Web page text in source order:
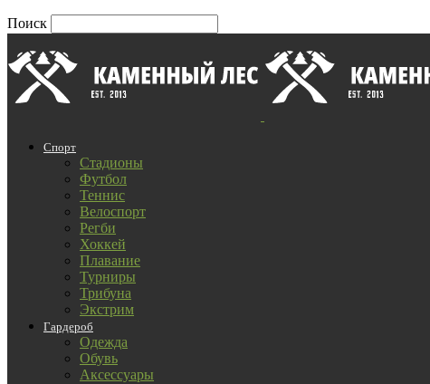
Поиск
Спорт
Стадионы
Футбол
Теннис
Велоспорт
Регби
Хоккей
Плавание
Турниры
Трибуна
Экстрим
Гардероб
Одежда
Обувь
Аксессуары